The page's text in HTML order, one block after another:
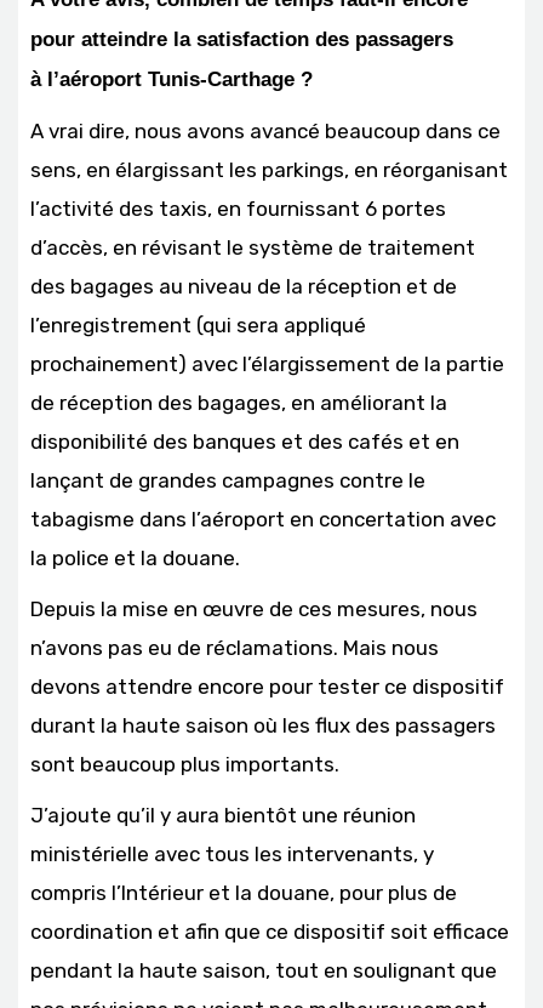
pour atteindre la satisfaction des passagers
à l’aéroport Tunis-Carthage ?
A vrai dire, nous avons avancé beaucoup dans ce
sens, en élargissant les parkings, en réorganisant
l’activité des taxis, en fournissant 6 portes
d’accès, en révisant le système de traitement
des bagages au niveau de la réception et de
l’enregistrement (qui sera appliqué
prochainement) avec l’élargissement de la partie
de réception des bagages, en améliorant la
disponibilité des banques et des cafés et en
lançant de grandes campagnes contre le
tabagisme dans l’aéroport en concertation avec
la police et la douane.
Depuis la mise en œuvre de ces mesures, nous
n’avons pas eu de réclamations. Mais nous
devons attendre encore pour tester ce dispositif
durant la haute saison où les flux des passagers
sont beaucoup plus importants.
J’ajoute qu’il y aura bientôt une réunion
ministérielle avec tous les intervenants, y
compris l’Intérieur et la douane, pour plus de
coordination et afin que ce dispositif soit efficace
pendant la haute saison, tout en soulignant que